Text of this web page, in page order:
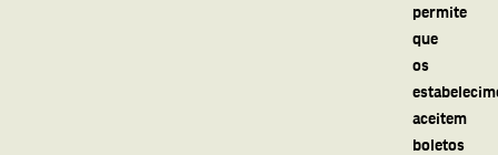
permite
que
os
aceitem
boletos